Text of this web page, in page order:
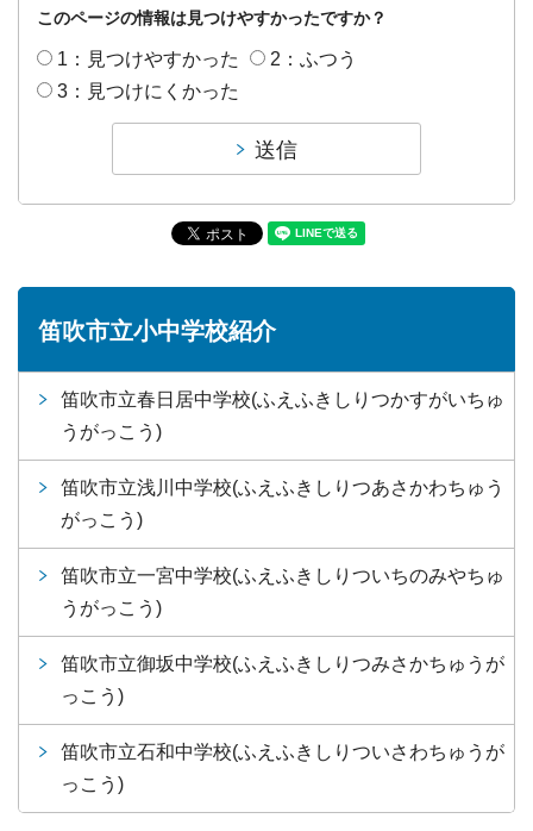
このページの情報は見つけやすかったですか？
1：見つけやすかった
2：ふつう
3：見つけにくかった
笛吹市立小中学校紹介
笛吹市立春日居中学校(ふえふきしりつかすがいちゅ
うがっこう)
笛吹市立浅川中学校(ふえふきしりつあさかわちゅう
がっこう)
笛吹市立一宮中学校(ふえふきしりついちのみやちゅ
うがっこう)
笛吹市立御坂中学校(ふえふきしりつみさかちゅうが
っこう)
笛吹市立石和中学校(ふえふきしりついさわちゅうが
っこう)